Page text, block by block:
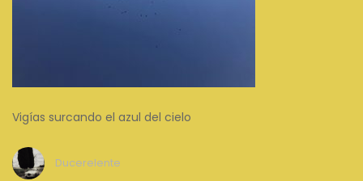
Vigías surcando el azul del cielo
Ducerelente